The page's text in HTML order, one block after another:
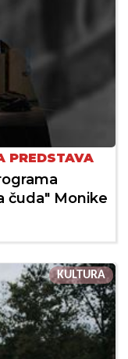
PREDSTAVA
čuda" Monike
KULTURA